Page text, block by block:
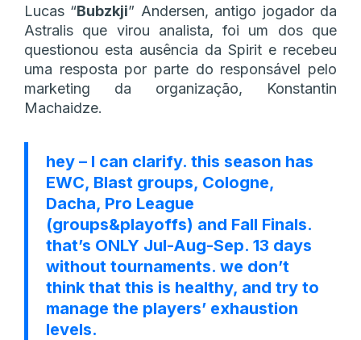
Lucas “Bubzkji” Andersen, antigo jogador da
Astralis que virou analista, foi um dos que
questionou esta ausência da Spirit e recebeu
uma resposta por parte do responsável pelo
marketing da organização, Konstantin
Machaidze.
hey – I can clarify. this season has
EWC, Blast groups, Cologne,
Dacha, Pro League
(groups&playoffs) and Fall Finals.
that’s ONLY Jul-Aug-Sep. 13 days
without tournaments. we don’t
think that this is healthy, and try to
manage the players’ exhaustion
levels.